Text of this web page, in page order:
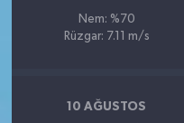
Nem: %70
Rüzgar: 7.11 m/s
10 AĞUSTOS